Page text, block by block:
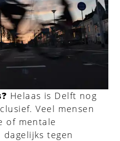
Helaas is Delft nog
Veel mensen
of mentale
tegen